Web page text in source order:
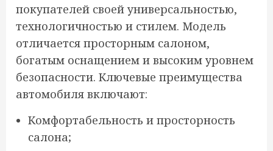
покупателей своей универсальностью,
технологичностью и стилем. Модель
отличается просторным салоном,
богатым оснащением и высоким уровнем
безопасности. Ключевые преимущества
автомобиля включают:
Комфортабельность и просторность
салона;